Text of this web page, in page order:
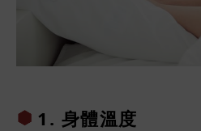
1. 身體溫度